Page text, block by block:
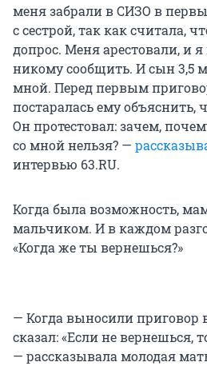
меня забрали в СИЗО в
с сестрой, так как считала,
допрос. Меня арестовали, и я
никому сообщить. И сын 3,5
мной. Перед первым
постаралась ему объяснить,
Он протестовал: зачем,
со мной нельзя? —
интервью 63.RU.
Когда была возможность,
мальчиком. И в каждом
«Когда же ты вернешься?»
— Когда выносили приговор
сказал: «Если не вернешься,
— рассказывала молодая